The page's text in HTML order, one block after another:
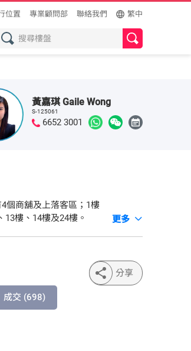
位置 專業顧問部 聯絡我們 繁中
黃嘉琪 Gaile Wong
S-125061
6652 3001
個商舖及上落客區；1樓
更多
分享
成交 (698)